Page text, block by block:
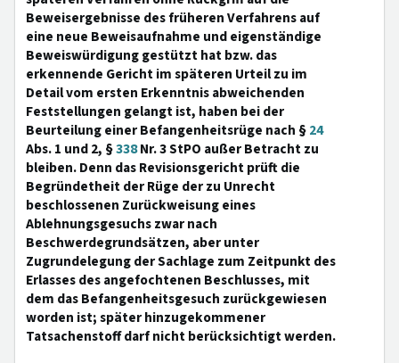
Beweisergebnisse des früheren Verfahrens auf
eine neue Beweisaufnahme und eigenständige
Beweiswürdigung gestützt hat bzw. das
erkennende Gericht im späteren Urteil zu im
Detail vom ersten Erkenntnis abweichenden
Feststellungen gelangt ist, haben bei der
Beurteilung einer Befangenheitsrüge nach §24
Abs. 1 und 2, §338Nr. 3 StPO außer Betracht zu
bleiben. Denn das Revisionsgericht prüft die
Begründetheit der Rüge der zu Unrecht
beschlossenen Zurückweisung eines
Ablehnungsgesuchs zwar nach
Beschwerdegrundsätzen, aber unter
Zugrundelegung der Sachlage zum Zeitpunkt des
Erlasses des angefochtenen Beschlusses, mit
dem das Befangenheitsgesuch zurückgewiesen
worden ist; später hinzugekommener
Tatsachenstoff darf nicht berücksichtigt werden.